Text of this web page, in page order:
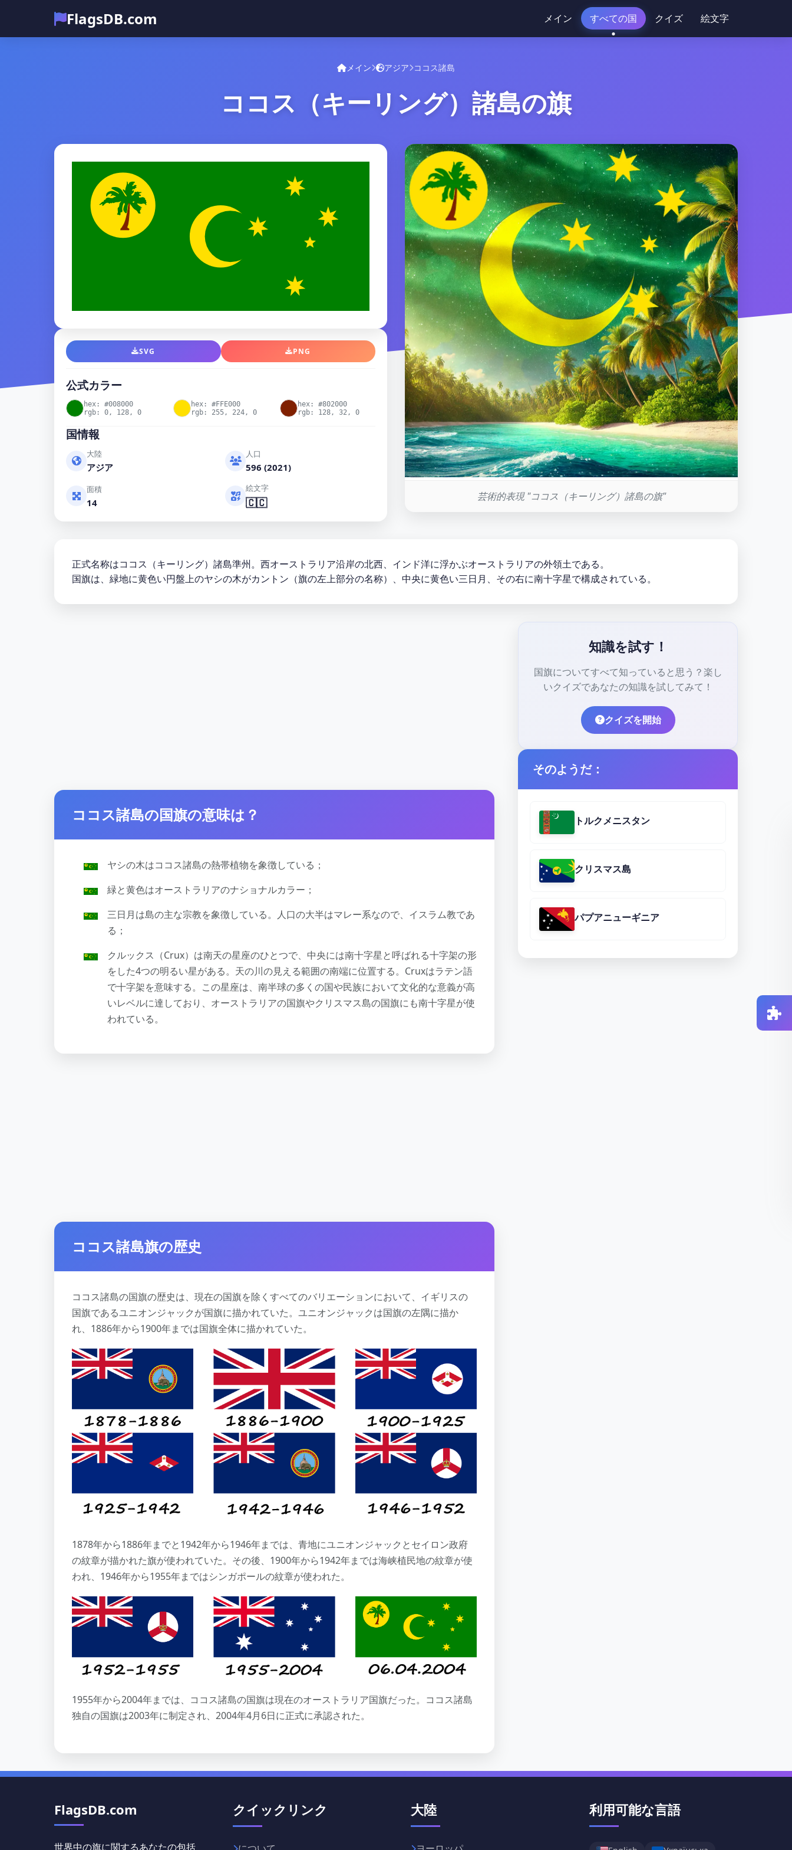
FlagsDB.com メイン すべての国 クイズ 絵文字
メイン アジア ココス諸島
ココス（キーリング）諸島の旗
SVG PNG
公式カラー
hex: #008000
rgb: 0, 128, 0
hex: #FFE000
rgb: 255, 224, 0
hex: #802000
rgb: 128, 32, 0
国情報
大陸
アジア
人口
596 (2021)
面積
14
絵文字
🇨🇨 芸術的表現 "ココス（キーリング）諸島の旗"
正式名称はココス（キーリング）諸島準州。西オーストラリア沿岸の北西、インド洋に浮かぶオーストラリアの外領土である。
国旗は、緑地に黄色い円盤上のヤシの木がカントン（旗の左上部分の名称）、中央に黄色い三日月、その右に南十字星で構成されている。
ココス諸島の国旗の意味は？
ヤシの木はココス諸島の熱帯植物を象徴している；
緑と黄色はオーストラリアのナショナルカラー；
三日月は島の主な宗教を象徴している。人口の大半はマレー系なので、イスラム教であ
る；
クルックス（Crux）は南天の星座のひとつで、中央には南十字星と呼ばれる十字架の形
をした4つの明るい星がある。天の川の見える範囲の南端に位置する。Cruxはラテン語
で十字架を意味する。この星座は、南半球の多くの国や民族において文化的な意義が高
いレベルに達しており、オーストラリアの国旗やクリスマス島の国旗にも南十字星が使
われている。
ココス諸島旗の歴史
ココス諸島の国旗の歴史は、現在の国旗を除くすべてのバリエーションにおいて、イギリスの
国旗であるユニオンジャックが国旗に描かれていた。ユニオンジャックは国旗の左隅に描か
れ、1886年から1900年までは国旗全体に描かれていた。
1878年から1886年までと1942年から1946年までは、青地にユニオンジャックとセイロン政府
の紋章が描かれた旗が使われていた。その後、1900年から1942年までは海峡植民地の紋章が使
われ、1946年から1955年まではシンガポールの紋章が使われた。
1955年から2004年までは、ココス諸島の国旗は現在のオーストラリア国旗だった。ココス諸島
独自の国旗は2003年に制定され、2004年4月6日に正式に承認された。
知識を試す！
国旗についてすべて知っていると思う？楽し
いクイズであなたの知識を試してみて！
クイズを開始
そのようだ：
トルクメニスタン
クリスマス島
パプアニューギニア
FlagsDB.com
世界中の旗に関するあなたの包括
クイックリンク 大陸 利用可能な言語